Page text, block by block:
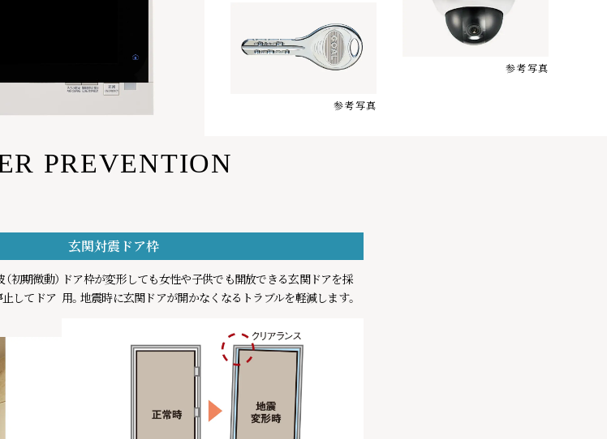
参考写真
参考写真
PREVENTION
初期微動）
してドア
玄関対震ドア枠
ドア枠が変形しても女性や子供でも開放できる玄関ドアを採
用。地震時に玄関ドアが開かなくなるトラブルを軽減します。